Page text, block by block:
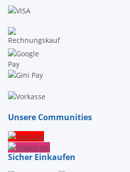
Unsere Communities
Sicher Einkaufen